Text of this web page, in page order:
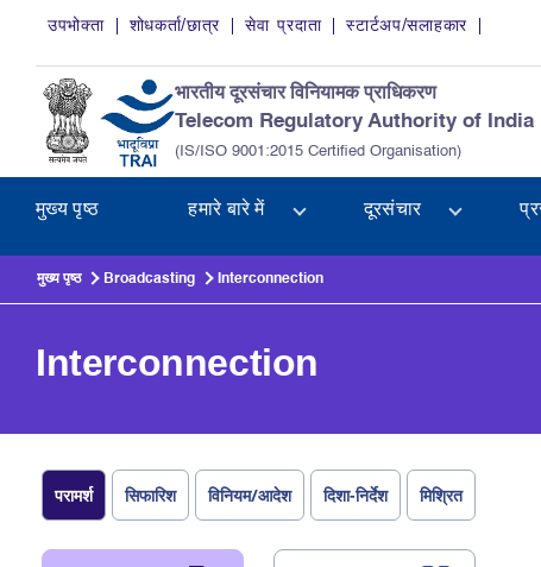
Skip to main content
उपभोक्ता शोधकर्ता/छात्र सेवा प्रदाता स्टार्टअप/सलाहकार
भारतीय दूरसंचार विनियामक प्राधिकरण
Telecom Regulatory Authority of India
(IS/ISO 9001:2015 Certified Organisation)
मुख्य पृष्ठ हमारे बारे में दूरसंचार
मुख्य पृष्ठ Broadcasting Interconnection
Interconnection
परामर्श सिफारिश विनियम/आदेश दिशा-निर्देश मिश्रित